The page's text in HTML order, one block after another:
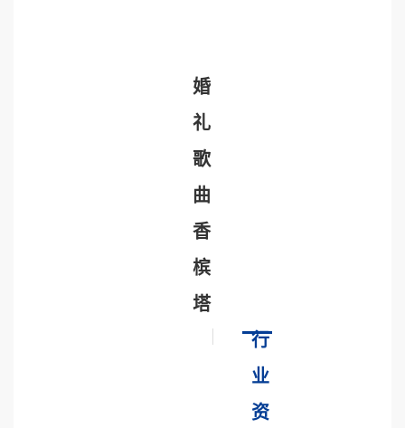
婚
礼
歌
曲
香
槟
塔
行
业
资